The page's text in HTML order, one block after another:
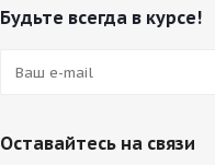
Будьте всегда в курсе!
Оставайтесь на связи